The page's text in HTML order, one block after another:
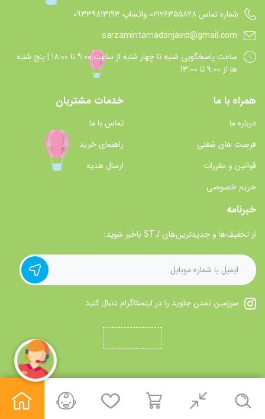
شماره تماس 021۲۶۳۵۵۸۲۸ واتساپ 09339813193
sarzamintamadonjavid@gmail.com
ساعت پاسخگويي شنبه تا چهار شنبه از ساعت 9:00 تا 18:00 | پنج شنبه
ها از 9:00 تا 13:00
همراه با ما
درباره ما
فرصت های شغلی
قوانین و مقررات
حریم خصوصی
خدمات مشتریان
تماس با ما
راهنمای خرید
ارسال هدیه
خبرنامه
از تخفیف‌ها و جدیدترین‌های STJ باخبر شوید:
سرزمین تمدن جاوید را در اینستاگرام دنبال کنید.